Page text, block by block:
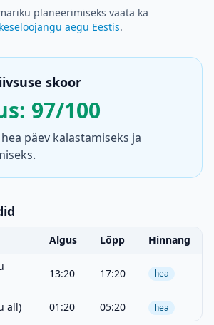
planeerimiseks vaata ka
aegu Eestis.
skoor
97/100
päev kalastamiseks ja
Algus Lõpp
Hinnang
13:20 17:20 hea
all) 01:20 05:20 hea